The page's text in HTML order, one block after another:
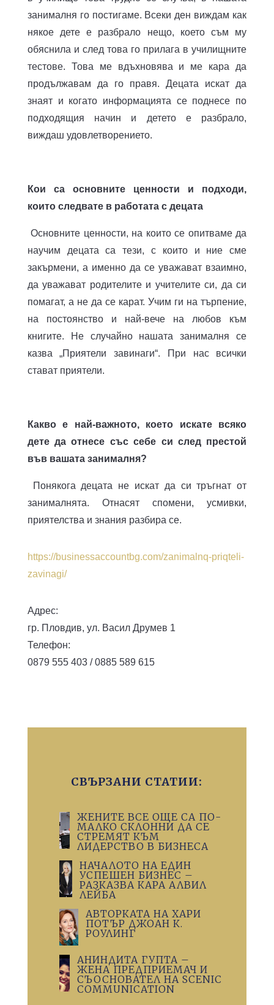
занималня го постигаме. Всеки ден виждам как
някое дете е разбрало нещо, което съм му
обяснила и след това го прилага в училищните
тестове. Това ме вдъхновява и ме кара да
продължавам да го правя. Децата искат да
знаят и когато информацията се поднесе по
подходящия начин и детето е разбрало,
виждаш удовлетворението.
Кои са основните ценности и подходи,
които следвате в работата с децата
Основните ценности, на които се опитваме да
научим децата са тези, с които и ние сме
закърмени, а именно да се уважават взаимно,
да уважават родителите и учителите си, да си
помагат, а не да се карат. Учим ги на търпение,
на постоянство и най-вече на любов към
книгите. Не случайно нашата занималня се
казва „Приятели завинаги“. При нас всички
стават приятели.
Какво е най-важното, което искате всяко
дете да отнесе със себе си след престой
във вашата занималня?
Понякога децата не искат да си тръгнат от
занималнята. Отнасят спомени, усмивки,
приятелства и знания разбира се.
https://businessaccountbg.com/zanimalnq-priqteli-
zavinagi/
Адрес:
гр. Пловдив, ул. Васил Друмев 1
Телефон:
0879 555 403 / 0885 589 615
СВЪРЗАНИ СТАТИИ:
ЖЕНИТЕ ВСЕ ОЩЕ СА ПО-
МАЛКО СКЛОННИ ДА СЕ
СТРЕМЯТ КЪМ
ЛИДЕРСТВО В БИЗНЕСА
НАЧАЛОТО НА ЕДИН
УСПЕШЕН БИЗНЕС –
РАЗКАЗВА КАРА АЛВИЛ
ЛЕЙБА
АВТОРКАТА НА ХАРИ
ПОТЪР ДЖОАН К.
РОУЛИНГ
АНИНДИТА ГУПТА –
ЖЕНА ПРЕДПРИЕМАЧ И
СЪОСНОВАТЕЛ НА SCENIC
COMMUNICATION